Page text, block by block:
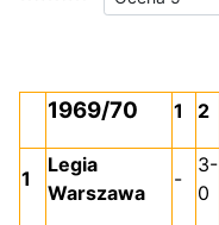
1969/70 1 2
1
Legia
Warszawa
-
3-
0